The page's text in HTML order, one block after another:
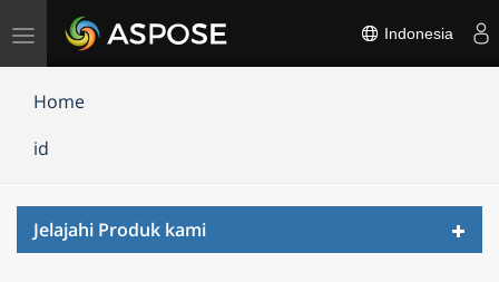
Alihkan
Indonesia
Home
id
Jelajahi Produk kami